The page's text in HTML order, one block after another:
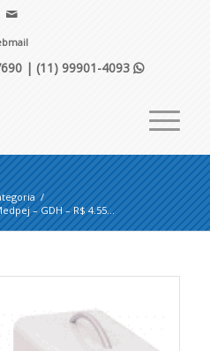
|(11) 99901-4093
/
– GDH – R$ 4.55...